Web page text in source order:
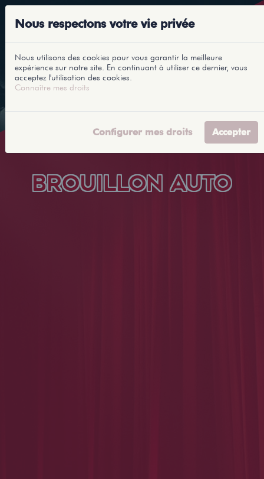
BROUILLON AUTO
Nous respectons votre vie privée
Nous utilisons des cookies pour vous garantir la meilleure
expérience sur notre site. En continuant à utiliser ce dernier, vous
acceptez l'utilisation des cookies.
Connaître mes droits
Configurer mes droits Accepter